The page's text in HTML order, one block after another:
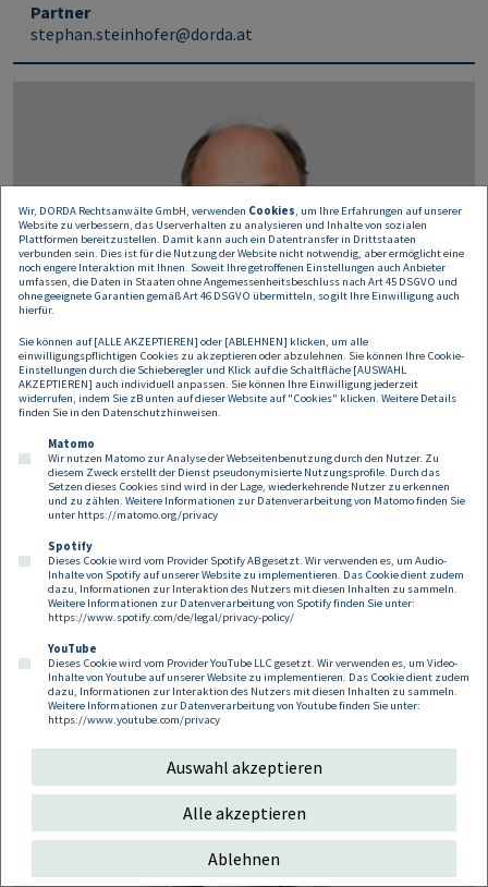
Partner
stephan.steinhofer@dorda.at
Tibor Varga
Partner
Wir, DORDA Rechtsanwälte GmbH, verwenden Cookies, um Ihre Erfahrungen auf unserer
Website zu verbessern, das Userverhalten zu analysieren und Inhalte von sozialen
Plattformen bereitzustellen. Damit kann auch ein Datentransfer in Drittstaaten
verbunden sein. Dies ist für die Nutzung der Website nicht notwendig, aber ermöglicht eine
noch engere Interaktion mit Ihnen. Soweit Ihre getroffenen Einstellungen auch Anbieter
umfassen, die Daten in Staaten ohne Angemessenheitsbeschluss nach Art 45 DSGVO und
ohne geeignete Garantien gemäß Art 46 DSGVO übermitteln, so gilt Ihre Einwilligung auch
hierfür.
Sie können auf [ALLE AKZEPTIEREN] oder [ABLEHNEN] klicken, um alle
einwilligungspflichtigen Cookies zu akzeptieren oder abzulehnen. Sie können Ihre Cookie-
Einstellungen durch die Schieberegler und Klick auf die Schaltfläche [AUSWAHL
AKZEPTIEREN] auch individuell anpassen. Sie können Ihre Einwilligung jederzeit
widerrufen, indem Sie zB unten auf dieser Website auf "Cookies" klicken. Weitere Details
finden Sie in den Datenschutzhinweisen.
Matomo
Wir nutzen Matomo zur Analyse der Webseitenbenutzung durch den Nutzer. Zu
diesem Zweck erstellt der Dienst pseudonymisierte Nutzungsprofile. Durch das
Setzen dieses Cookies sind wird in der Lage, wiederkehrende Nutzer zu erkennen
und zu zählen. Weitere Informationen zur Datenverarbeitung von Matomo finden Sie
unter https://matomo.org/privacy
Spotify
Dieses Cookie wird vom Provider Spotify AB gesetzt. Wir verwenden es, um Audio-
Inhalte von Spotify auf unserer Website zu implementieren. Das Cookie dient zudem
dazu, Informationen zur Interaktion des Nutzers mit diesen Inhalten zu sammeln.
Weitere Informationen zur Datenverarbeitung von Spotify finden Sie unter:
https://www.spotify.com/de/legal/privacy-policy/
YouTube
Dieses Cookie wird vom Provider YouTube LLC gesetzt. Wir verwenden es, um Video-
Inhalte von Youtube auf unserer Website zu implementieren. Das Cookie dient zudem
dazu, Informationen zur Interaktion des Nutzers mit diesen Inhalten zu sammeln.
Weitere Informationen zur Datenverarbeitung von Youtube finden Sie unter:
https://www.youtube.com/privacy
Auswahl akzeptieren
Alle akzeptieren
Ablehnen